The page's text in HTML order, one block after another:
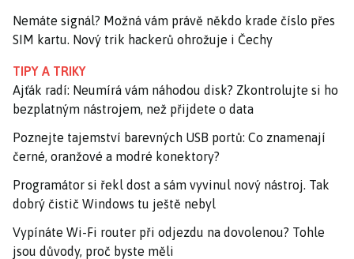
Nemáte signál? Možná vám právě někdo krade číslo přes
SIM kartu. Nový trik hackerů ohrožuje i Čechy
TIPY A TRIKY
Ajťák radí: Neumírá vám náhodou disk? Zkontrolujte si ho
bezplatným nástrojem, než přijdete o data
Poznejte tajemství barevných USB portů: Co znamenají
černé, oranžové a modré konektory?
Programátor si řekl dost a sám vyvinul nový nástroj. Tak
dobrý čistič Windows tu ještě nebyl
Vypínáte Wi-Fi router při odjezdu na dovolenou? Tohle
jsou důvody, proč byste měli